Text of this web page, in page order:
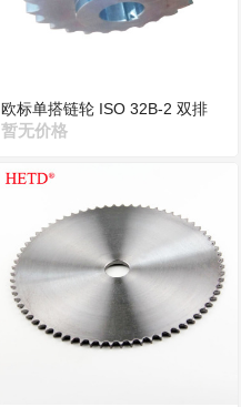
欧标单搭链轮 ISO 32B-2 双排
暂无价格